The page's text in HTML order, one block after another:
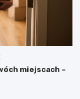
miejscach –